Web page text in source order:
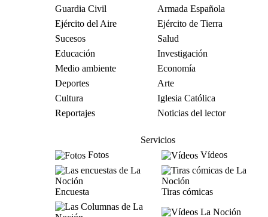
Guardia Civil
Armada Española
Ejército del Aire
Ejército de Tierra
Sucesos
Salud
Educación
Investigación
Medio ambiente
Economía
Deportes
Arte
Cultura
Iglesia Católica
Reportajes
Noticias del lector
Servicios
Fotos
Vídeos
Encuesta Tiras cómicas